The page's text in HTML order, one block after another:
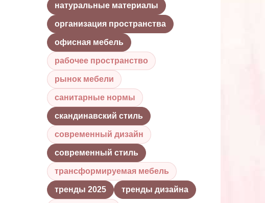
натуральные материалы
организация пространства
офисная мебель
рабочее пространство
рынок мебели
санитарные нормы
скандинавский стиль
современный дизайн
современный стиль
трансформируемая мебель
тренды 2025 тренды дизайна